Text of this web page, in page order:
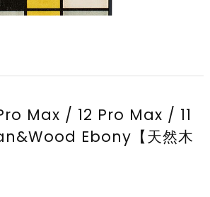
Max / 12 Pro Max / 11
Ebony【天然木